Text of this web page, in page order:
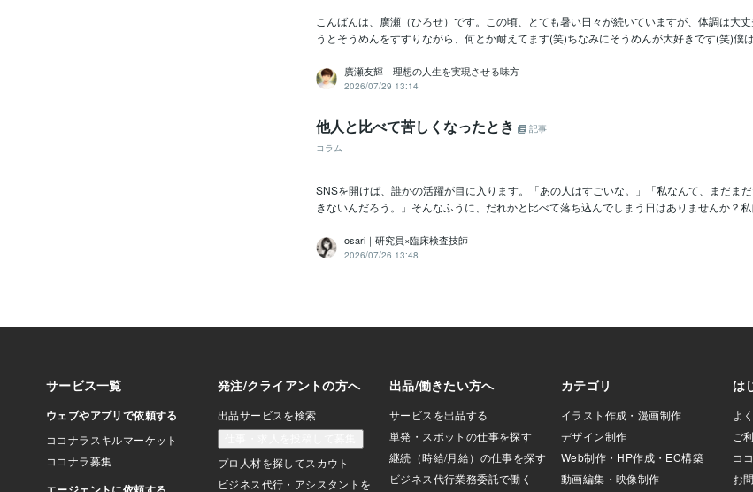
こんばんは、廣瀬（ひろせ）です。この頃、とても暑い日々が続いていますが、体調は大
うとそうめんをすすりながら、何とか耐えてます(笑)ちなみにそうめんが大好きです(笑)僕
廣瀬友輝｜理想の人生を実現させる味方
2026/07/29 13:14
他人と比べて苦しくなったとき
記事
コラム
SNSを開けば、誰かの活躍が目に入ります。「あの人はすごいな。」「私なんて、まだま
きないんだろう。」そんなふうに、だれかと比べて落ち込んでしまう日はありませんか？
osari｜研究員×臨床検査技師
2026/07/26 13:48